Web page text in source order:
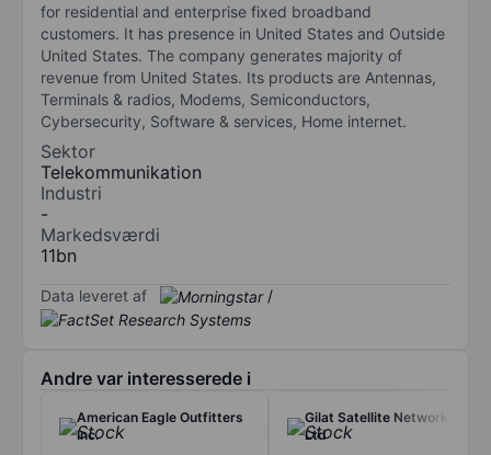
for residential and enterprise fixed broadband
customers. It has presence in United States and Outside
United States. The company generates majority of
revenue from United States. Its products are Antennas,
Terminals & radios, Modems, Semiconductors,
Cybersecurity, Software & services, Home internet.
Sektor
Telekommunikation
Industri
-
Markedsværdi
11bn
Data leveret af /
Andre var interesserede i
American Eagle Outfitters
Inc.
Gilat Satellite Networks
Ltd